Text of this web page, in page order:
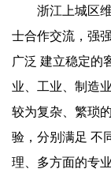
浙江上城区
士合作交流，强
广泛 建立稳定的
业、工业、制造
较为复杂、繁琐
验，分别满足 不
理、多方面的专业